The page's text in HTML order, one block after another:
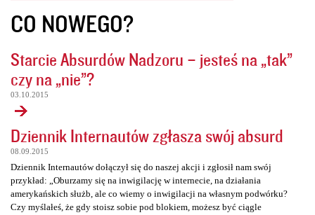
CO NOWEGO?
Starcie Absurdów Nadzoru – jesteś na „tak”
czy na „nie”?
03.10.2015
Dziennik Internautów zgłasza swój absurd
08.09.2015
Dziennik Internautów dołączył się do naszej akcji i zgłosił nam swój
przykład: „Oburzamy się na inwigilację w internecie, na działania
amerykańskich służb, ale co wiemy o inwigilacji na własnym podwórku?
Czy myślałeś, że gdy stoisz sobie pod blokiem, możesz być ciągle